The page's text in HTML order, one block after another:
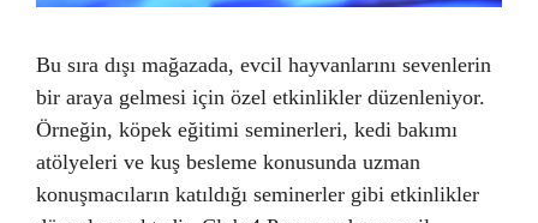
Bu sıra dışı mağazada, evcil hayvanlarını sevenlerin
bir araya gelmesi için özel etkinlikler düzenleniyor.
Örneğin, köpek eğitimi seminerleri, kedi bakımı
atölyeleri ve kuş besleme konusunda uzman
konuşmacıların katıldığı seminerler gibi etkinlikler